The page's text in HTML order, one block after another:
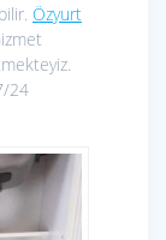
Özyurt
24